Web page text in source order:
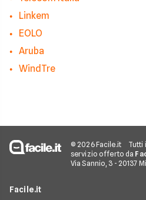
Linkem
EOLO
Aruba
WindTre
© 2026 Facile.it Tutti
servizio offerto da
Via Sannio, 3 - 20137
Facile.it